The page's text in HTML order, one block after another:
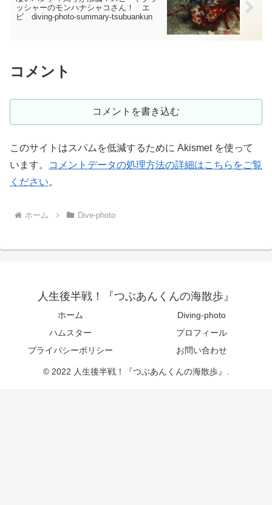
ッシャーのモンハナシャコさん！ エ
ビ diving-photo-summary-tsubuankun
コメント
コメントを書き込む
このサイトはスパムを低減するために Akismet を使って
います。
コメントデータの処理方法の詳細はこちらをご覧
ください。
ホーム Dive-photo
人生後半戦！『つぶあんくんの海散歩』
ホーム
Diving-photo
ハムスター
プロフィール
プライバシーポリシー
お問い合わせ
© 2022 人生後半戦！『つぶあんくんの海散歩』.